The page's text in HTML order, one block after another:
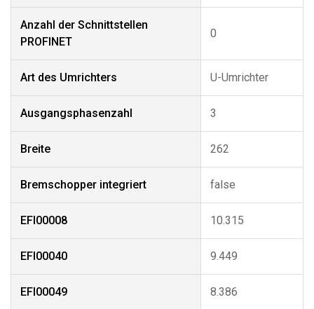
Anzahl der Schnittstellen
PROFINET
0
Art des Umrichters U-Umrichter
Ausgangsphasenzahl 3
Breite 262
Bremschopper integriert false
EFI00008 10.315
EFI00040 9.449
EFI00049 8.386